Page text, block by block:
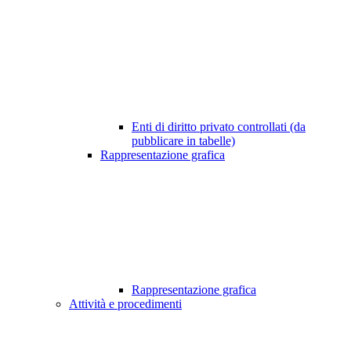
Enti di diritto privato controllati (da
pubblicare in tabelle)
Rappresentazione grafica
Rappresentazione grafica
Attività e procedimenti